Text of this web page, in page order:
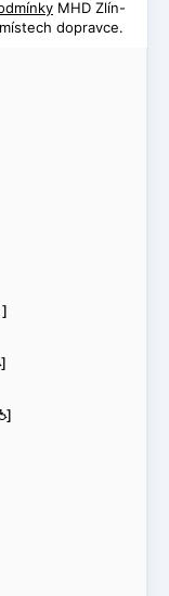
]
]
]
MHD Zlín-
dopravce.